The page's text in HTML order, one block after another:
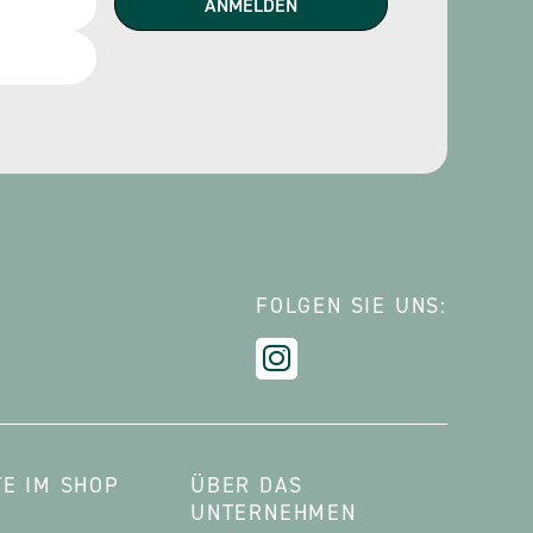
FOLGEN SIE UNS:
IM SHOP
ÜBER DAS
UNTERNEHMEN